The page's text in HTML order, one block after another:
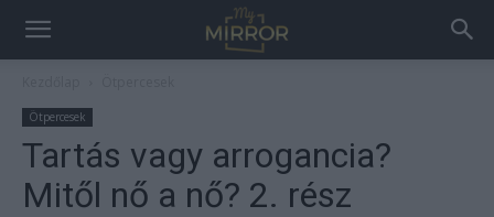
Ötpercesek
Tartás vagy arrogancia?
Mitől nő a nő? 2. rész